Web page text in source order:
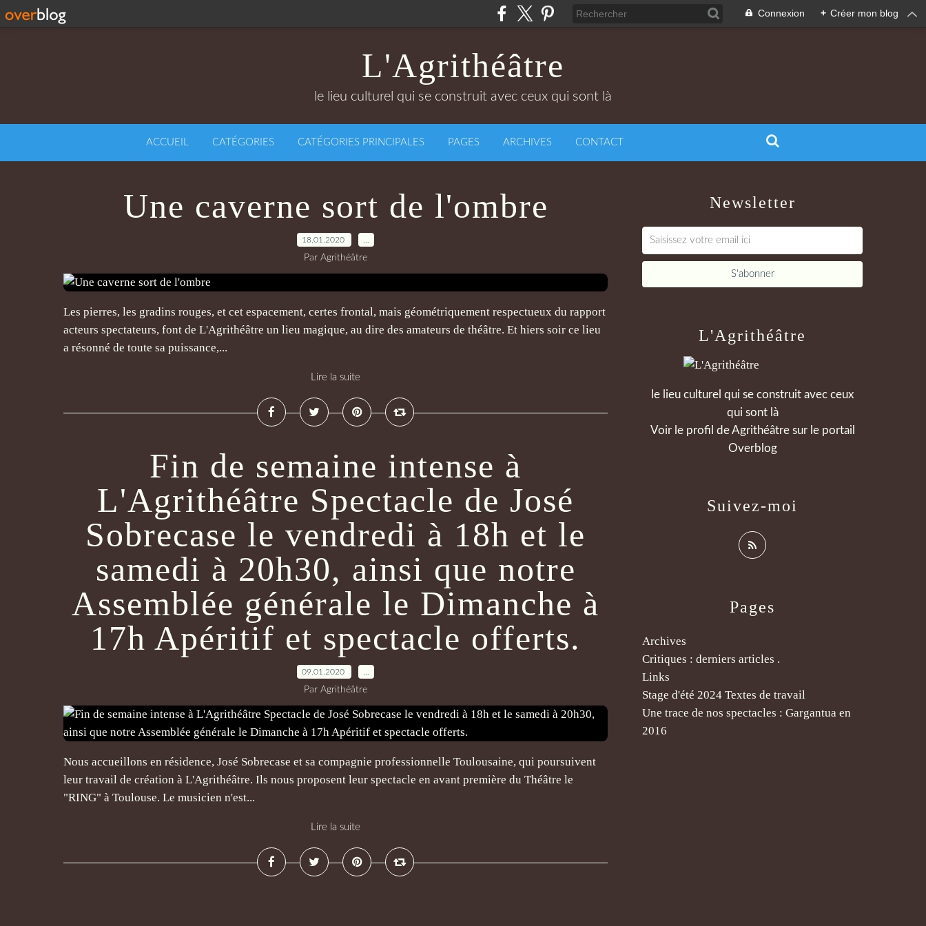
Connexion + Créer mon blog
L'Agrithéâtre
le lieu culturel qui se construit avec ceux qui sont là
ACCUEIL CATÉGORIES CATÉGORIES PRINCIPALES PAGES ARCHIVES CONTACT
Une caverne sort de l'ombre
18.01.2020
Par Agrithéâtre
Les pierres, les gradins rouges, et cet espacement, certes frontal, mais géométriquement respectueux du rapport
acteurs spectateurs, font de L'Agrithéâtre un lieu magique, au dire des amateurs de théâtre. Et hiers soir ce lieu
a résonné de toute sa puissance,...
Lire la suite
Fin de semaine intense à
L'Agrithéâtre Spectacle de José
Sobrecase le vendredi à 18h et le
samedi à 20h30, ainsi que notre
Assemblée générale le Dimanche à
17h Apéritif et spectacle offerts.
09.01.2020
Par Agrithéâtre
Nous accueillons en résidence, José Sobrecase et sa compagnie professionnelle Toulousaine, qui poursuivent
leur travail de création à L'Agrithéâtre. Ils nous proposent leur spectacle en avant première du Théâtre le
"RING" à Toulouse. Le musicien n'est...
Lire la suite
Newsletter
Pages
Archives
Critiques : derniers articles .
Links
Stage d'été 2024 Textes de travail
Une trace de nos spectacles : Gargantua en
2016
L'Agrithéâtre
le lieu culturel qui se construit avec ceux
qui sont là
Voir le profil deAgrithéâtresur le portail
Overblog
Suivez-moi